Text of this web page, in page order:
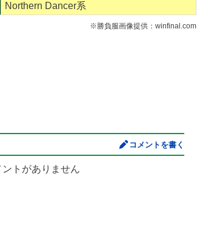
Northern Dancer系
※勝負服画像提供：winfinal.com
コメントを書く
トがありません